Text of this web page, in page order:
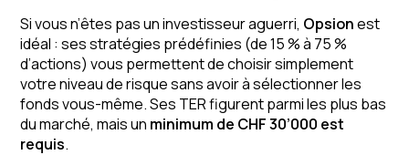
Si vous n’êtes pas un investisseur aguerri, Opsionest
idéal : ses stratégies prédéfinies (de 15 % à 75 %
d’actions) vous permettent de choisir simplement
votre niveau de risque sans avoir à sélectionner les
fonds vous-même. Ses TER figurent parmi les plus bas
du marché, mais un minimum de CHF 30’000 est
requis.